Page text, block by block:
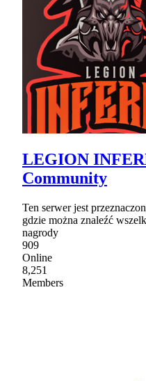
LEGION
Community
Ten serwer jest
gdzie można znaleźć
nagrody
909
Online
8,251
Members